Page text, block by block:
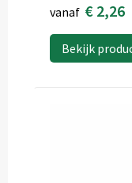
vanaf € 2,26
Bekijk